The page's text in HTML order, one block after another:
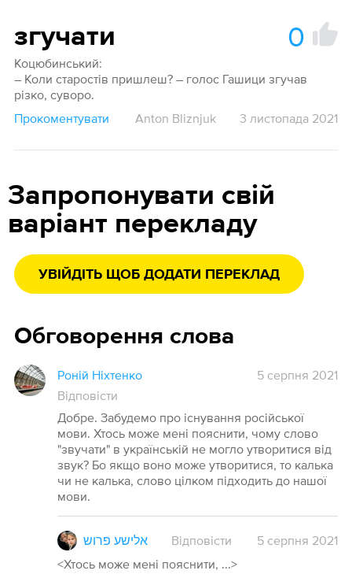
згучати 0
Коцюбинський:
– Коли старостів пришлеш? – голос Гашици згучав
різко, суворо.
Прокоментувати
Anton Bliznjuk 3 листопада 2021
Запропонувати свій
варіант перекладу
УВІЙДІТЬ ЩОБ ДОДАТИ ПЕРЕКЛАД
Обговорення слова
Роній Ніхтенко
5 серпня 2021
Відповісти
Добре. Забудемо про існування російської
мови. Хтось може мені пояснити, чому слово
"звучати" в українській не могло утворитися від
звук? Бо якщо воно може утворитися, то калька
чи не калька, слово цілком підходить до нашої
мови.
אלישע פרוש Відповісти 5 серпня 2021
<Хтось може мені пояснити, ...>